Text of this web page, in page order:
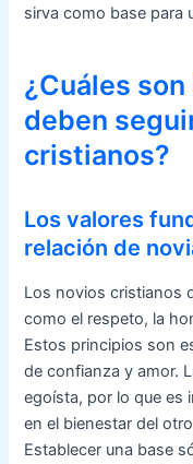
sirva como base para
¿Cuáles
deben
cristianos?
Los valores
relación de
Los novios cristianos
como el respeto, la
Estos principios son
de confianza y amor.
egoísta, por lo que es
en el bienestar del
Establecer una base